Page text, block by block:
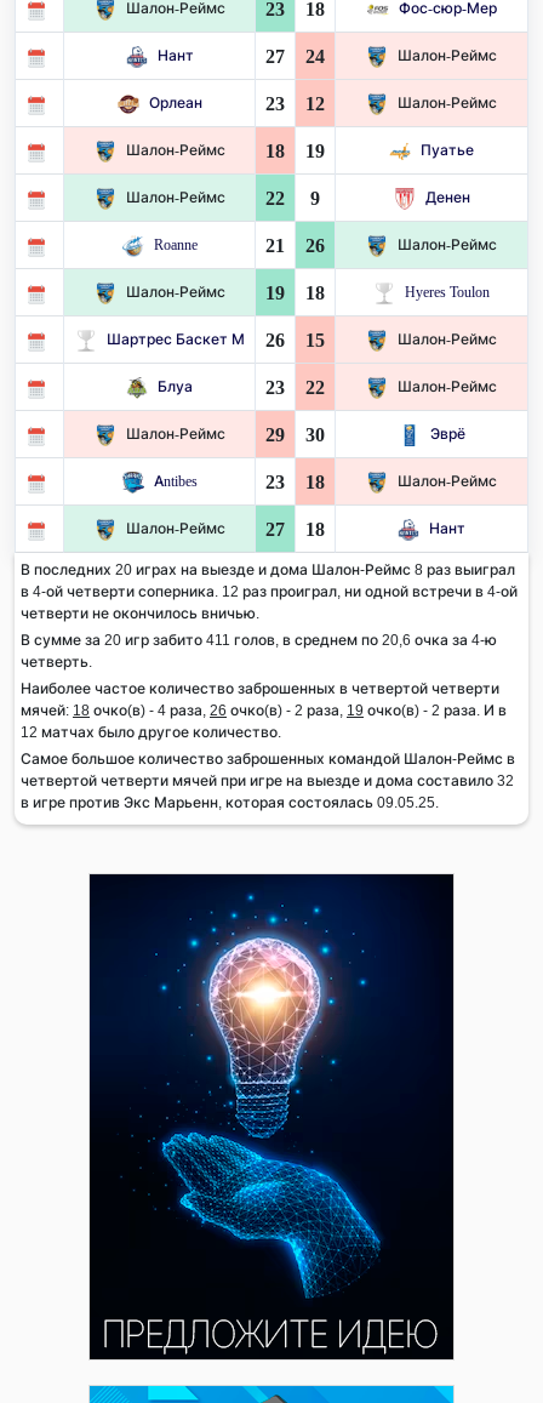
Шалон-Реймс 23 18 Фос-сюр-Мер
Нант 27 24 Шалон-Реймс
Орлеан 23 12 Шалон-Реймс
Шалон-Реймс 18 19 Пуатье
Шалон-Реймс 22 9 Денен
Roanne 21 26 Шалон-Реймс
Шалон-Реймс 19 18 Hyeres Toulon
Шартрес Баскет М 26 15 Шалон-Реймс
Блуа 23 22 Шалон-Реймс
Шалон-Реймс 29 30 Эврё
Antibes 23 18 Шалон-Реймс
Шалон-Реймс 27 18 Нант
В последних 20 играх на выезде и дома Шалон-Реймс 8 раз выиграл
в 4-ой четверти соперника. 12 раз проиграл, ни одной встречи в 4-ой
четверти не окончилось вничью.
В сумме за 20 игр забито 411 голов, в среднем по 20,6 очка за 4-ю
четверть.
Наиболее частое количество заброшенных в четвертой четверти
мячей: 18 очко(в) - 4 раза, 26 очко(в) - 2 раза, 19 очко(в) - 2 раза. И в
12 матчах было другое количество.
Самое большое количество заброшенных командой Шалон-Реймс в
четвертой четверти мячей при игре на выезде и дома составило 32
в игре против Экс Марьенн, которая состоялась 09.05.25.